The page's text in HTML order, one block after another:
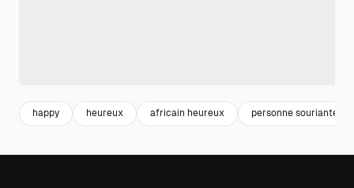
happy heureux africain heureux personne souriante